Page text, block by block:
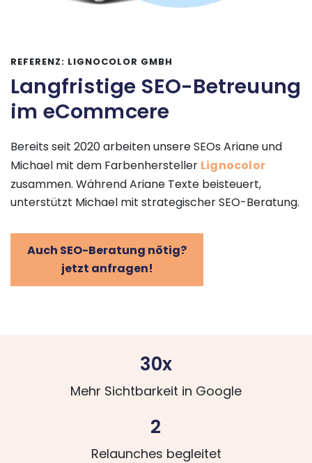
REFERENZ: LIGNOCOLOR GMBH
Langfristige SEO-Betreuung
im eCommcere
Bereits seit 2020 arbeiten unsere SEOs Ariane und
Michael mit dem Farbenhersteller Lignocolor
zusammen. Während Ariane Texte beisteuert,
unterstützt Michael mit strategischer SEO-Beratung.
Auch SEO-Beratung nötig?
jetzt anfragen!
30x
Mehr Sichtbarkeit in Google
2
Relaunches begleitet